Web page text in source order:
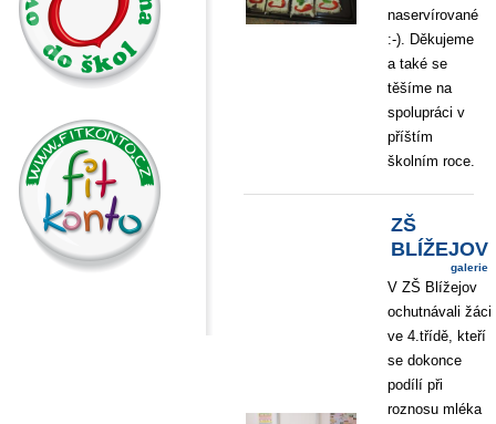
naservírované
:-). Děkujeme
a také se
těšíme na
spolupráci v
příštím
školním roce.
ZŠ
BLÍŽEJOV
galerie
V ZŠ Blížejov
ochutnávali žáci
ve 4.třídě, kteří
se dokonce
podílí při
roznosu mléka